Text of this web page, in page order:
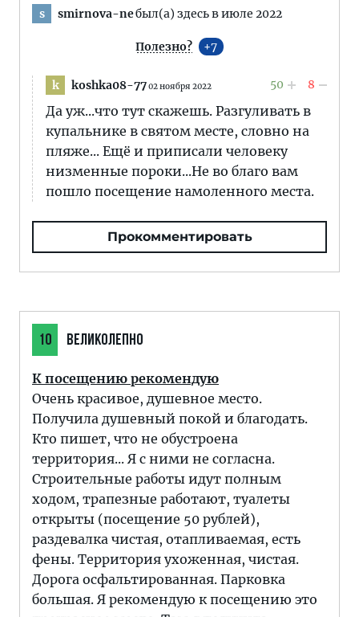
s smirnova-neбыл(а) здесь в июле 2022
Полезно? 7
k koshka08-7702 ноября 2022 50 8
Да уж...что тут скажешь. Разгуливать в
купальнике в святом месте, словно на
пляже... Ещё и приписали человеку
низменные пороки...Не во благо вам
пошло посещение намоленного места.
Прокомментировать
10 ВЕЛИКОЛЕПНО
К посещению рекомендую
Очень красивое, душевное место.
Получила душевный покой и благодать.
Кто пишет, что не обустроена
территория... Я с ними не согласна.
Строительные работы идут полным
ходом, трапезные работают, туалеты
открыты (посещение 50 рублей),
раздевалка чистая, отапливаемая, есть
фены. Территория ухоженная, чистая.
Дорога осфальтированная. Парковка
большая. Я рекомендую к посещению это